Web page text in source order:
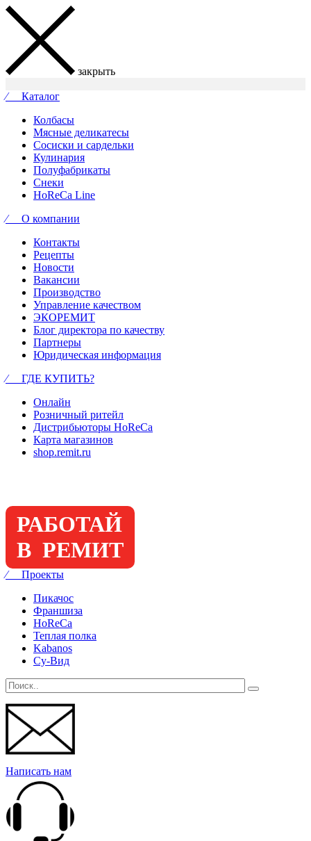
закрыть
⁄ Каталог
Колбасы
Мясные деликатесы
Сосиски и сардельки
Кулинария
Полуфабрикаты
Снеки
HoReCa Line
⁄ О компании
Контакты
Рецепты
Новости
Вакансии
Производство
Управление качеством
ЭКОРЕМИТ
Блог директора по качеству
Партнеры
Юридическая информация
⁄ ГДЕ КУПИТЬ?
Онлайн
Розничный ритейл
Дистрибьюторы HoReCa
Карта магазинов
shop.remit.ru
РАБОТАЙ
В РЕМИТ
⁄ Проекты
Пикачос
Франшиза
HoReCa
Теплая полка
Kabanos
Су-Вид
Написать нам